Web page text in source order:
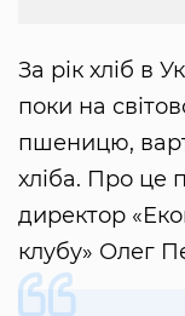
За рік хліб в
поки на
пшеницю,
хліба. Про це
директор
клубу» Олег